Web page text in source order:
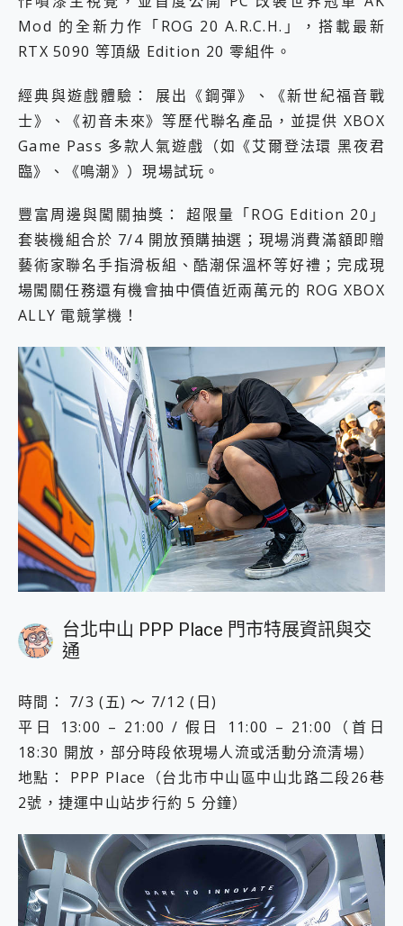
Mod 的全新力作「ROG 20 A.R.C.H.」，搭載最新
RTX 5090 等頂級 Edition 20 零組件。
經典與遊戲體驗： 展出《鋼彈》、《新世紀福音戰
士》、《初音未來》等歷代聯名產品，並提供 XBOX
Game Pass 多款人氣遊戲（如《艾爾登法環 黑夜君
臨》、《鳴潮》）現場試玩。
豐富周邊與闖關抽獎： 超限量「ROG Edition 20」
套裝機組合於 7/4 開放預購抽選；現場消費滿額即贈
藝術家聯名手指滑板組、酷潮保溫杯等好禮；完成現
場闖關任務還有機會抽中價值近兩萬元的 ROG XBOX
ALLY 電競掌機！
台北中山 PPP Place 門市特展資訊與交
通
時間： 7/3 (五) ～ 7/12 (日)
平日 13:00 – 21:00 / 假日 11:00 – 21:00（首日
18:30 開放，部分時段依現場人流或活動分流清場）
地點： PPP Place（台北市中山區中山北路二段26巷
2號，捷運中山站步行約 5 分鐘）